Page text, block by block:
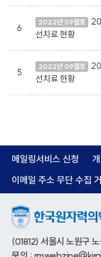
6
2022년 09월호
선치료 현황
5
2022년 09월호
선치료 현황
메일링서비스 신청
이메일 주소 무단 수집
(01812) 서울시 노원구